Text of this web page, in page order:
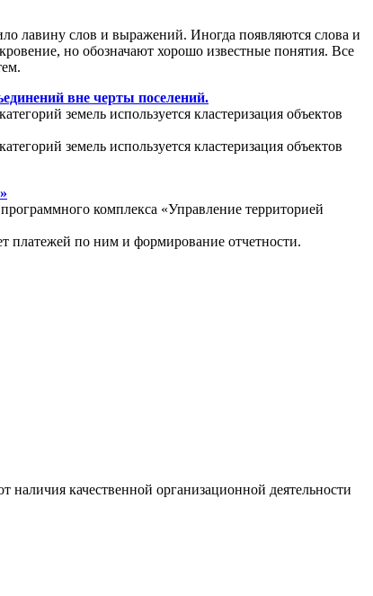
лавину слов и выражений. Иногда появляются слова и
но обозначают хорошо известные понятия. Все
вне черты поселений.
земель используется кластеризация объектов
земель используется кластеризация объектов
комплекса «Управление территорией
платежей по ним и формирование отчетности.
качественной организационной деятельности